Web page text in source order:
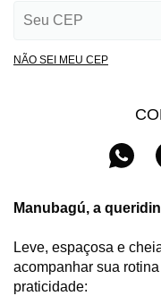
NÃO SEI MEU CEP
Manubagú, a
Leve, espaçosa e
acompanhar sua
praticidade: